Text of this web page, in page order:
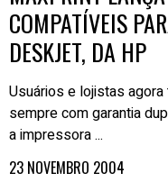
COMPATÍVEIS
DESKJET, DA HP
Usuários e lojistas
sempre com garantia
a impressora ...
23 NOVEMBRO 2004